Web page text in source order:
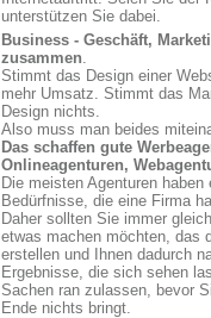
unterstützen Sie dabei.
Business - Geschäft,
zusammen.
Stimmt das Design einer
mehr Umsatz. Stimmt das
Design nichts.
Also muss man beides
Das schaffen gute
Onlineagenturen,
Die meisten Agenturen
Bedürfnisse, die eine Firma
Daher sollten Sie immer
etwas machen möchten, das
erstellen und Ihnen dadurch
Ergebnisse, die sich sehen
Sachen ran zulassen, bevor
Ende nichts bringt.